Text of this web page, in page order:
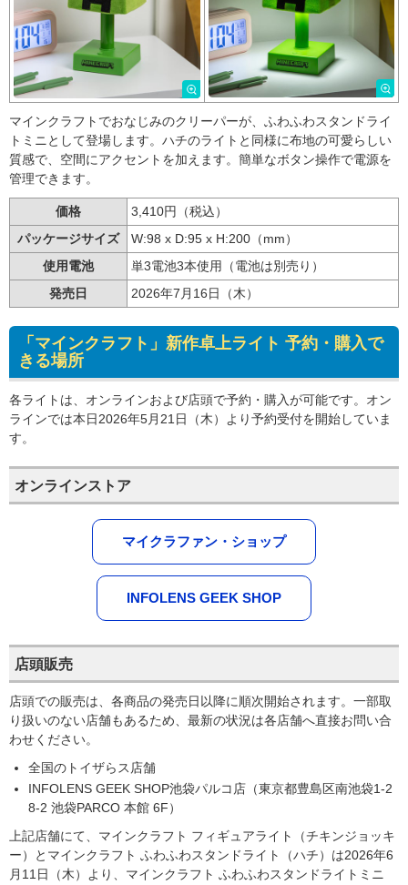
マインクラフトでおなじみのクリーパーが、ふわふわスタンドライ
トミニとして登場します。ハチのライトと同様に布地の可愛らしい
質感で、空間にアクセントを加えます。簡単なボタン操作で電源を
管理できます。
価格
3,410円（税込）
パッケージサイズ
W:98 x D:95 x H:200（mm）
使用電池
単3電池3本使用（電池は別売り）
発売日
2026年7月16日（木）
「マインクラフト」新作卓上ライト 予約・購入で
きる場所
各ライトは、オンラインおよび店頭で予約・購入が可能です。オン
ラインでは本日2026年5月21日（木）より予約受付を開始していま
す。
オンラインストア
マイクラファン・ショップ
INFOLENS GEEK SHOP
店頭販売
店頭での販売は、各商品の発売日以降に順次開始されます。一部取
り扱いのない店舗もあるため、最新の状況は各店舗へ直接お問い合
わせください。
全国のトイザらス店舗
INFOLENS GEEK SHOP池袋パルコ店（東京都豊島区南池袋1-2
8-2 池袋PARCO 本館 6F）
上記店舗にて、マインクラフト フィギュアライト（チキンジョッキ
ー）とマインクラフト ふわふわスタンドライト（ハチ）は2026年6
月11日（木）より、マインクラフト ふわふわスタンドライトミニ